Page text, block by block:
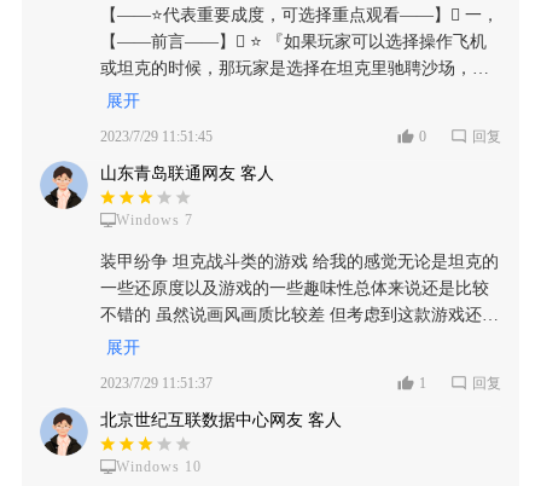
【——⭐️代表重要成度，可选择重点观看——】 一，
【——前言——】 ⭐️ 『如果玩家可以选择操作飞机
或坦克的时候，那玩家是选择在坦克里驰聘沙场，还
是选择在飞机上翱翔天空呢，或者说直接“掀桌子”两
①·《装甲纷争》我相信大部分玩家对这款游戏都不陌
生吧，没错，它就是Steam上的那款《装甲纷争:决定
版》，我有幸在端游上玩过它，质量上绝对没得说，
而且还能让玩家享受真实战争的快感，但我在手机上
发现这款游戏时的第一想法就是：《装甲纷争》的游
戏内存并不大，就目前这个内存让我无法和端游的
《装甲纷争:决定版》做联想，虽然这也是可以理解
在着不小的差异，开发者为了确保游戏能在手机上运
行下去，往往这种情况都需要进行适当的调整和修
改，但这要改成啥样才能把内存弄的这么小？ 三，
【——以下是我对这款游戏游玩时的一些个人见解
——】： ⭐️⭐️⭐️⭐️ ①·一开始我是想着先尝试游玩一下才
展开
2023/7/29 11:51:45 0 回复
山东青岛联通网友 客人
Windows 7
装甲纷争 坦克战斗类的游戏 给我的感觉无论是坦克的
一些还原度以及游戏的一些趣味性总体来说还是比较
不错的 虽然说画风画质比较差 但考虑到这款游戏还是
测试版而且开发的好像还是一个个人工作室我就不做
质、趣味性、优化等方面作为一个从本人角度出发的
较客观评价: 1.首先 我不是坦克以及历史和战争迷 我
对坦克以及战争了解的知识少 如果有一些错误和不对
的地方 欢迎评论指正 2.我先来说还原度吧 游戏内的坦
展开
2023/7/29 11:51:37 1 回复
北京世纪互联数据中心网友 客人
Windows 10